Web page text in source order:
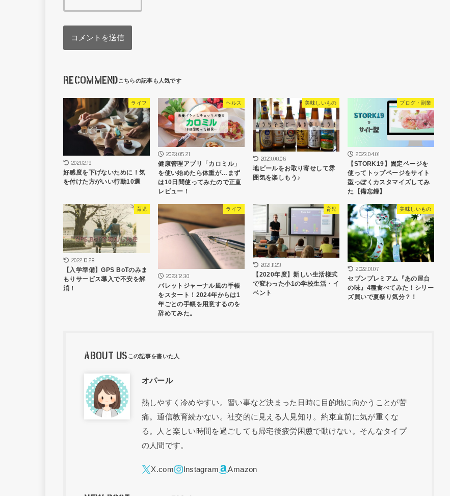
RECOMMEND
ライフ
2021.12.19
好感度を下げないために！気
を付けた方がいい行動10選
ヘルス
2023.05.21
健康管理アプリ「カロミル」
を使い始めたら体重が…まず
は10日間使ってみたので正直
レビュー！
美味しいもの
2023.08.06
地ビールをお取り寄せして雰
囲気を楽しもう♪
ブログ・副業
2023.04.01
【STORK19】固定ページを
使ってトップページをサイト
型っぽくカスタマイズしてみ
た【備忘録】
育児
2022.10.28
【入学準備】GPS BoTのみま
もりサービス導入で不安を解
消！
ライフ
2023.12.30
バレットジャーナル風の手帳
をスタート！2024年からは1
年ごとの手帳を用意するのを
辞めてみた。
育児
2021.11.23
【2020年度】新しい生活様式
で変わった小1の学校生活・イ
ベント
美味しいもの
2022.01.07
セブンプレミアム『あの屋台
の味』4種食べてみた！シリー
ズ買いで夏祭り気分？！
ABOUT US
オパール
熱しやすく冷めやすい。習い事など決まった日時に目的地に向かうことが苦
痛。通信教育続かない。社交的に見える人見知り。約束直前に気が重くな
る。人と楽しい時間を過ごしても帰宅後疲労困憊で動けない。そんなタイプ
の人間です。